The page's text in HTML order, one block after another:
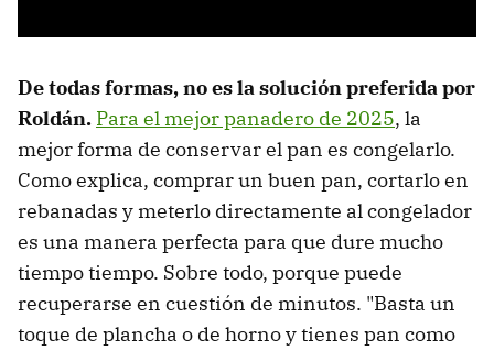
De todas formas, no es la solución preferida por
Roldán. Para el mejor panadero de 2025, la
mejor forma de conservar el pan es congelarlo.
Como explica, comprar un buen pan, cortarlo en
rebanadas y meterlo directamente al congelador
es una manera perfecta para que dure mucho
tiempo tiempo. Sobre todo, porque puede
recuperarse en cuestión de minutos. "Basta un
toque de plancha o de horno y tienes pan como